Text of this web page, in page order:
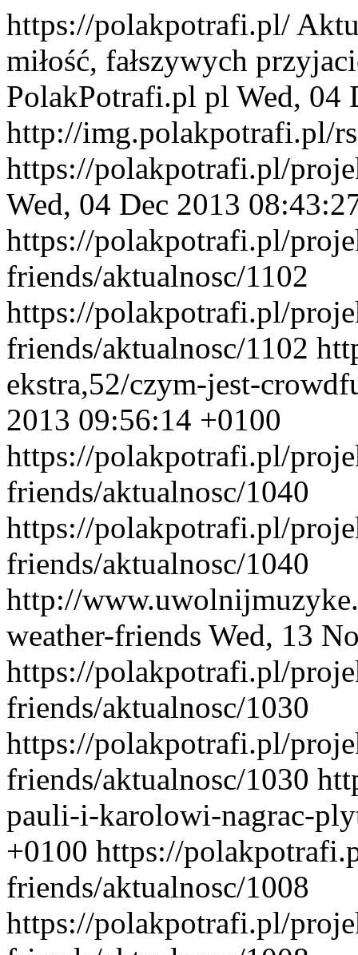
https://polakpotrafi.pl/
miłość, fałszywych
PolakPotrafi.pl pl Wed, 04
http://img.polakpotrafi.pl/
https://polakpotrafi.pl/
Wed, 04 Dec 2013
https://polakpotrafi.pl/
friends/aktualnosc/1102
https://polakpotrafi.pl/
friends/aktualnosc/1102
ekstra,52/czym-jest-
2013 09:56:14 +0100
https://polakpotrafi.pl/
friends/aktualnosc/1040
https://polakpotrafi.pl/
friends/aktualnosc/1040
http://
weather-friends Wed, 13
https://polakpotrafi.pl/
friends/aktualnosc/1030
https://polakpotrafi.pl/
friends/aktualnosc/1030
pauli-i-karolowi-nagrac-
+0100 https://
friends/aktualnosc/1008
https://polakpotrafi.pl/